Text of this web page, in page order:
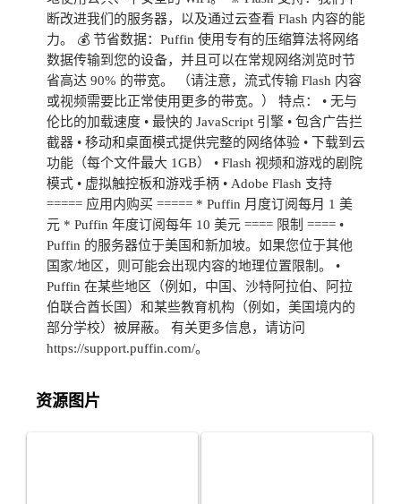
断改进我们的服务器，以及通过云查看 Flash 内容的能
力。 💰 节省数据：Puffin 使用专有的压缩算法将网络
数据传输到您的设备，并且可以在常规网络浏览时节
省高达 90% 的带宽。 （请注意，流式传输 Flash 内容
或视频需要比正常使用更多的带宽。） 特点： • 无与
伦比的加载速度 • 最快的 JavaScript 引擎 • 包含广告拦
截器 • 移动和桌面模式提供完整的网络体验 • 下载到云
功能（每个文件最大 1GB） • Flash 视频和游戏的剧院
模式 • 虚拟触控板和游戏手柄 • Adob​​e Flash 支持
===== 应用内购买 ===== * Puffin 月度订阅每月 1 美
元 * Puffin 年度订阅每年 10 美元 ==== 限制 ==== •
Puffin 的服务器位于美国和新加坡。如果您位于其他
国家/地区，则可能会出现内容的地理位置限制。 •
Puffin 在某些地区（例如，中国、沙特阿拉伯、阿拉
伯联合酋长国）和某些教育机构（例如，美国境内的
部分学校）被屏蔽。 有关更多信息，请访问
https://support.puffin.com/。
资源图片